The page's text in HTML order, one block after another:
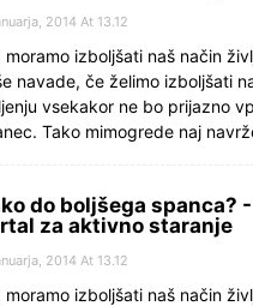
2014 At 13.12
izboljšati naš način
navade, če želimo izboljšati
vsekakor ne bo prijazno
Tako mimogrede naj
do boljšega spanca?
za aktivno staranje
2014 At 13.12
izboljšati naš način